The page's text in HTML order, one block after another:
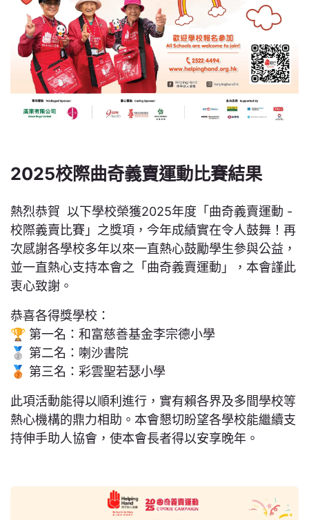
2025校際曲奇義賣運​動比賽結果
熱烈恭賀 以下學校榮獲2025年度「曲奇義賣運動 -
校際義賣比賽」之獎項，今年成績實在令人鼓舞！再
次感謝各學校多年以來一直熱心鼓勵學生參與公益，
並一直熱心支持本會之「曲奇義賣運動」，本會謹此
衷心致謝。
恭喜各得獎學校：
🏆 第一名：和富慈善基金李宗德小學
🥈 第二名：喇沙書院
🥉 第三名：彩雲聖若瑟小學
此項活動能得以順利進行，實有賴各界及多間學校等
熱心機構的鼎力相助。本會懇切盼望各學校能繼續支
持伸手助人協會，使本會長者得以安享晚年。